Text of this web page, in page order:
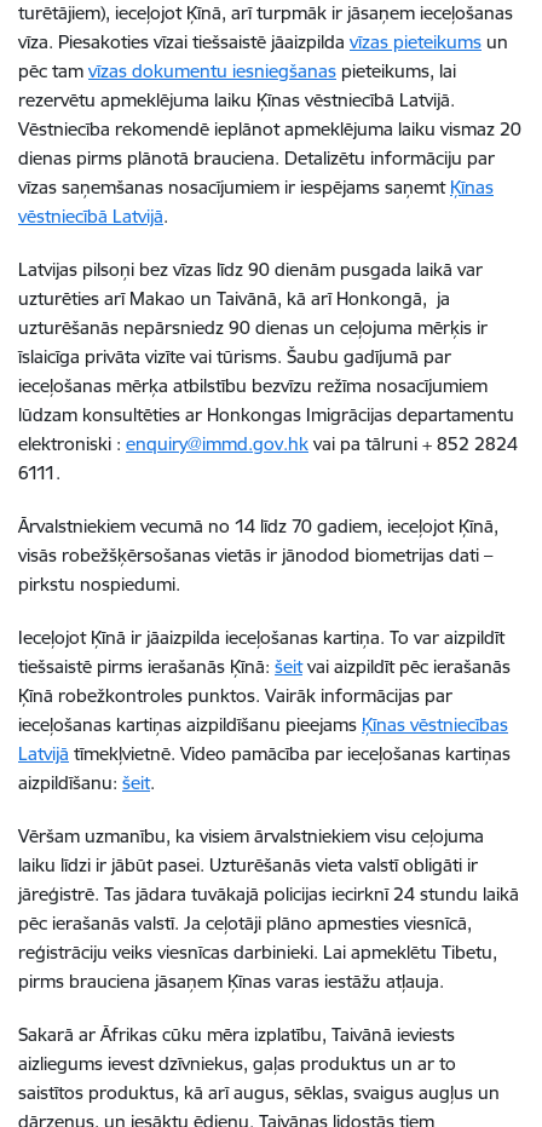
turētājiem), ieceļojot Ķīnā, arī turpmāk ir jāsaņem ieceļošanas
vīza. Piesakoties vīzai tiešsaistē jāaizpilda vīzas pieteikums un
pēc tam vīzas dokumentu iesniegšanas pieteikums, lai
rezervētu apmeklējuma laiku Ķīnas vēstniecībā Latvijā.
Vēstniecība rekomendē ieplānot apmeklējuma laiku vismaz 20
dienas pirms plānotā brauciena. Detalizētu informāciju par
vīzas saņemšanas nosacījumiem ir iespējams saņemt Ķīnas
vēstniecībā Latvijā.
Latvijas pilsoņi bez vīzas līdz 90 dienām pusgada laikā var
uzturēties arī Makao un Taivānā, kā arī Honkongā, ja
uzturēšanās nepārsniedz 90 dienas un ceļojuma mērķis ir
īslaicīga privāta vizīte vai tūrisms. Šaubu gadījumā par
ieceļošanas mērķa atbilstību bezvīzu režīma nosacījumiem
lūdzam konsultēties ar Honkongas Imigrācijas departamentu
elektroniski : enquiry@immd.gov.hk vai pa tālruni + 852 2824
6111.
Ārvalstniekiem vecumā no 14 līdz 70 gadiem, ieceļojot Ķīnā,
visās robežšķērsošanas vietās ir jānodod biometrijas dati –
pirkstu nospiedumi.
Ieceļojot Ķīnā ir jāaizpilda ieceļošanas kartiņa. To var aizpildīt
tiešsaistē pirms ierašanās Ķīnā: šeitvai aizpildīt pēc ierašanās
Ķīnā robežkontroles punktos. Vairāk informācijas par
ieceļošanas kartiņas aizpildīšanu pieejams Ķīnas vēstniecības
Latvijā tīmekļvietnē. Video pamācība par ieceļošanas kartiņas
aizpildīšanu: šeit.
Vēršam uzmanību, ka visiem ārvalstniekiem visu ceļojuma
laiku līdzi ir jābūt pasei. Uzturēšanās vieta valstī obligāti ir
jāreģistrē. Tas jādara tuvākajā policijas iecirknī 24 stundu laikā
pēc ierašanās valstī. Ja ceļotāji plāno apmesties viesnīcā,
reģistrāciju veiks viesnīcas darbinieki. Lai apmeklētu Tibetu,
pirms brauciena jāsaņem Ķīnas varas iestāžu atļauja.
Sakarā ar Āfrikas cūku mēra izplatību, Taivānā ieviests
aizliegums ievest dzīvniekus, gaļas produktus un ar to
saistītos produktus, kā arī augus, sēklas, svaigus augļus un
dārzeņus, un iesāktu ēdienu. Taivānas lidostās tiem